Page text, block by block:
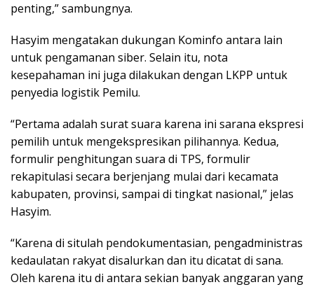
penting,” sambungnya.
Hasyim mengatakan dukungan Kominfo antara lain
untuk pengamanan siber. Selain itu, nota
kesepahaman ini juga dilakukan dengan LKPP untuk
penyedia logistik Pemilu.
“Pertama adalah surat suara karena ini sarana ekspresi
pemilih untuk mengekspresikan pilihannya. Kedua,
formulir penghitungan suara di TPS, formulir
rekapitulasi secara berjenjang mulai dari kecamata
kabupaten, provinsi, sampai di tingkat nasional,” jelas
Hasyim.
“Karena di situlah pendokumentasian, pengadministras
kedaulatan rakyat disalurkan dan itu dicatat di sana.
Oleh karena itu di antara sekian banyak anggaran yang